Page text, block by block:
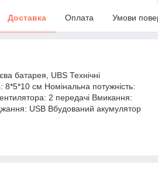
Доставка Оплата Умови
батарея, UBS Технічні
8*5*10 см Номінальна потужність:
2 передачі Вмикання:
USB Вбудований акумулятор